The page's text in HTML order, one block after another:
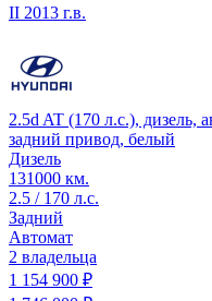
II 2013 г.в.
2.5d AT (170 л.с.), дизель,
задний привод, белый
Дизель
131000 км.
2.5 / 170 л.с.
Задний
Автомат
2 владельца
1 154 900 ₽